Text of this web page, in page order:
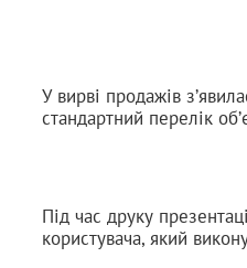
У вирві продажів
стандартний перелік
Під час друку
користувача, який